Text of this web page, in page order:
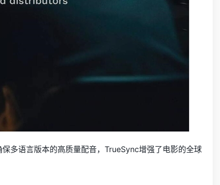
多语言版本的高质量配音，TrueSync增强了电影的全球